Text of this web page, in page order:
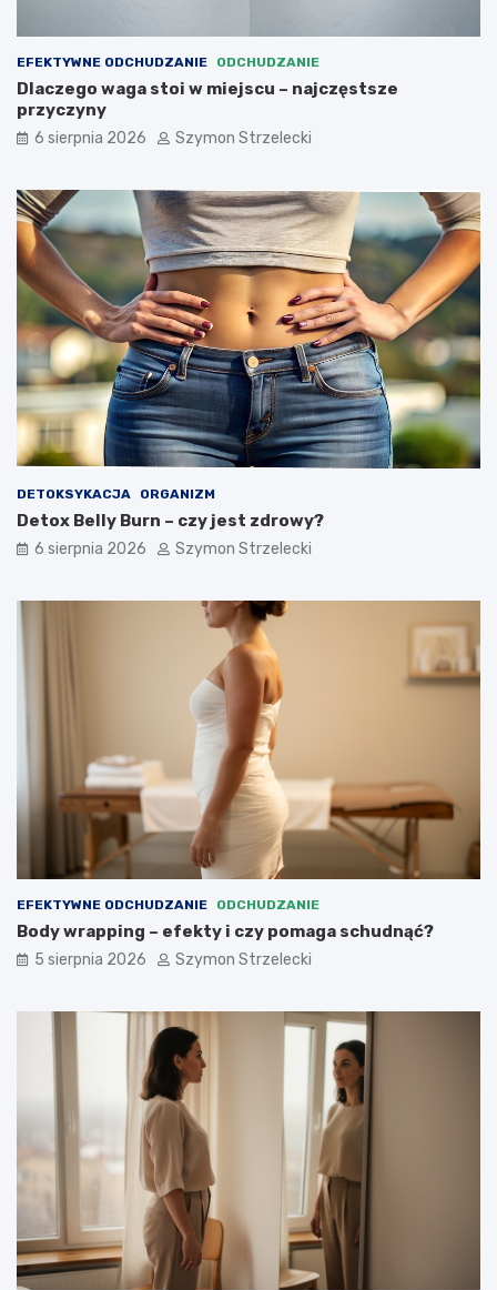
j
s
c
–
n
j
c
z
ę
s
z
e
p
r
z
y
c
y
n
y
c
z
y
o
m
g
a
s
c
h
u
n
ą
ć
?
EFEKTYWNE ODCHUDZANIE ODCHUDZANIE
Dlaczego waga stoi w miejscu – najczęstsze
przyczyny
6 sierpnia 2026 Szymon Strzelecki
DETOKSYKACJA ORGANIZM
Detox Belly Burn – czy jest zdrowy?
6 sierpnia 2026 Szymon Strzelecki
EFEKTYWNE ODCHUDZANIE ODCHUDZANIE
Body wrapping – efekty i czy pomaga schudnąć?
5 sierpnia 2026 Szymon Strzelecki